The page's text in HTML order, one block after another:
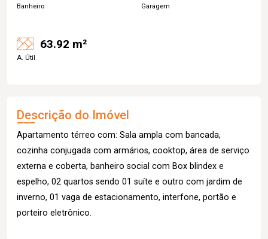
Banheiro Garagem
63.92 m²
A. Útil
Descrição do Imóvel
Apartamento térreo com: Sala ampla com bancada,
cozinha conjugada com armários, cooktop, área de serviço
externa e coberta, banheiro social com Box blindex e
espelho, 02 quartos sendo 01 suíte e outro com jardim de
inverno, 01 vaga de estacionamento, interfone, portão e
porteiro eletrônico.